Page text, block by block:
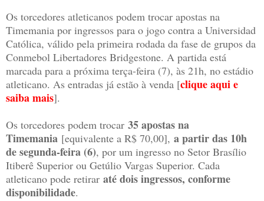
Os torcedores atleticanos podem trocar apostas na
Timemania por ingressos para o jogo contra a Universidad
Católica, válido pela primeira rodada da fase de grupos da
Conmebol Libertadores Bridgestone. A partida está
marcada para a próxima terça-feira (7), às 21h, no estádio
atleticano. As entradas já estão à venda [clique aqui e
saiba mais].
Os torcedores podem trocar 35 apostas na
Timemania [equivalente a R$ 70,00], a partir das 10h
de segunda-feira (6), por um ingresso no Setor Brasílio
Itiberê Superior ou Getúlio Vargas Superior. Cada
atleticano pode retirar até dois ingressos, conforme
disponibilidade.